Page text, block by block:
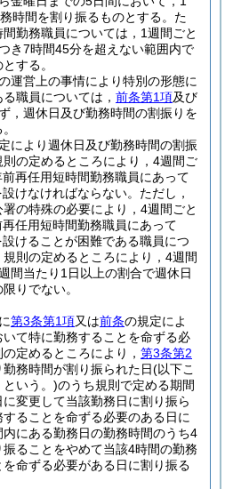
時間を割り振るものとする。 た
勤務職員については，1週間ごと
き7時間45分を超えない範囲内で
する。
運営上の事情により特別の形態に
職員については， 前条第1項及び
，週休日及び勤務時間の割振りを
により週休日及び勤務時間の割振
の定めるところにより，4週間ご
再任用短時間勤務職員にあって
けなければならない。 ただし，
の特殊の必要により，4週間ごと
任用短時間勤務職員にあって
けることが困難である職員につ
則の定めるところにより，4週間
間当たり1日以上の割合で週休日
りでない。
第3条第1項又は前条の規定によ
て特に勤務することを命ずる必
定めるところにより， 第3条第2
務時間が割り振られた日(以下こ
いう。)のうち規則で定める期間
変更して当該勤務日に割り振ら
ることを命ずる必要のある日に
にある勤務日の勤務時間のうち4
ることをやめて当該4時間の勤務
命ずる必要がある日に割り振る